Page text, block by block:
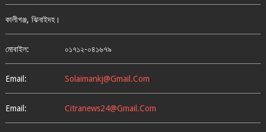
কালীগঞ্জ, ঝিনাইদহ।
মোবাইল: ০১৭১২-০৪১৬৭৯
Email: Solaimankj@gmail.com
Email: Citranews24@gmail.com